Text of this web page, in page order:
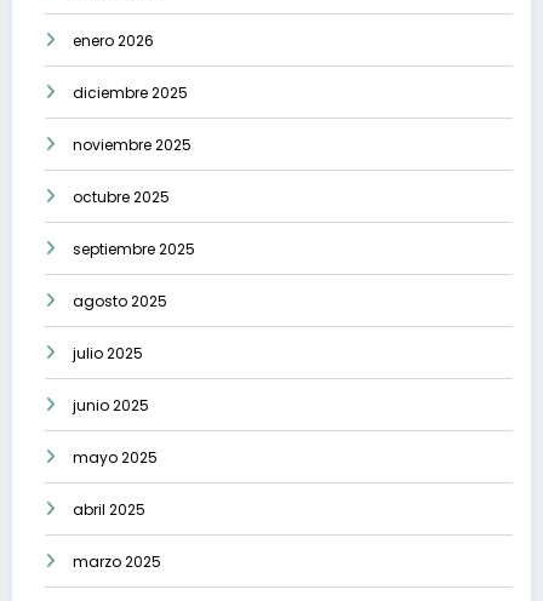
enero 2026
diciembre 2025
noviembre 2025
octubre 2025
septiembre 2025
agosto 2025
julio 2025
junio 2025
mayo 2025
abril 2025
marzo 2025